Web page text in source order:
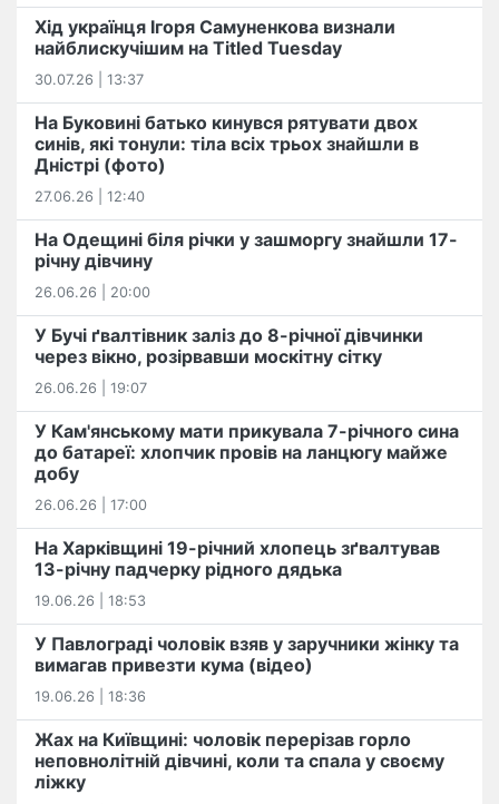
Хід українця Ігоря Самуненкова визнали
найблискучішим на Titled Tuesday
30.07.26 | 13:37
На Буковині батько кинувся рятувати двох
синів, які тонули: тіла всіх трьох знайшли в
Дністрі (фото)
27.06.26 | 12:40
На Одещині біля річки у зашморгу знайшли 17-
річну дівчину
26.06.26 | 20:00
У Бучі ґвалтівник заліз до 8-річної дівчинки
через вікно, розірвавши москітну сітку
26.06.26 | 19:07
У Кам'янському мати прикувала 7-річного сина
до батареї: хлопчик провів на ланцюгу майже
добу
26.06.26 | 17:00
На Харківщині 19-річний хлопець​ ️зґвалтував
13-річну падчерку рідного дядька
19.06.26 | 18:53
У Павлограді чоловік взяв у заручники жінку та
вимагав привезти кума (відео)
19.06.26 | 18:36
Жах на Київщині: чоловік перерізав горло
неповнолітній дівчині, коли та спала у своєму
ліжку